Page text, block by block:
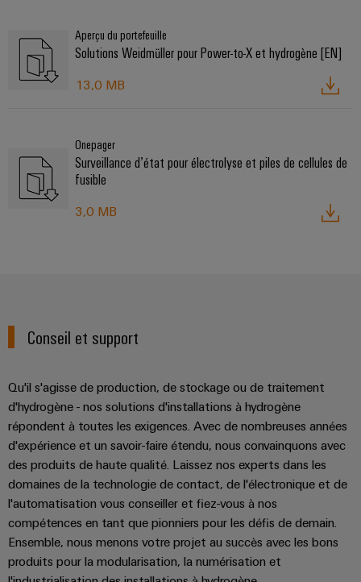
Aperçu du portefeuille
Solutions Weidmüller pour Power-to-X et hydrogène [EN]
13,0 MB
Onepager
Surveillance d’état pour électrolyse et piles de cellules de
fusible
3,0 MB
Conseil et support
Qu'il s'agisse de production, de stockage ou de traitement
d'hydrogène - nos solutions d'installations à hydrogène
répondent à toutes les exigences. Avec de nombreuses années
d'expérience et un savoir-faire étendu, nous convainquons avec
des produits de haute qualité. Laissez nos experts dans les
domaines de la technologie de contact, de l'électronique et de
l'automatisation vous conseiller et fiez-vous à nos
compétences en tant que pionniers pour les défis de demain.
Ensemble, nous menons votre projet au succès avec les bons
produits pour la modularisation, la numérisation et